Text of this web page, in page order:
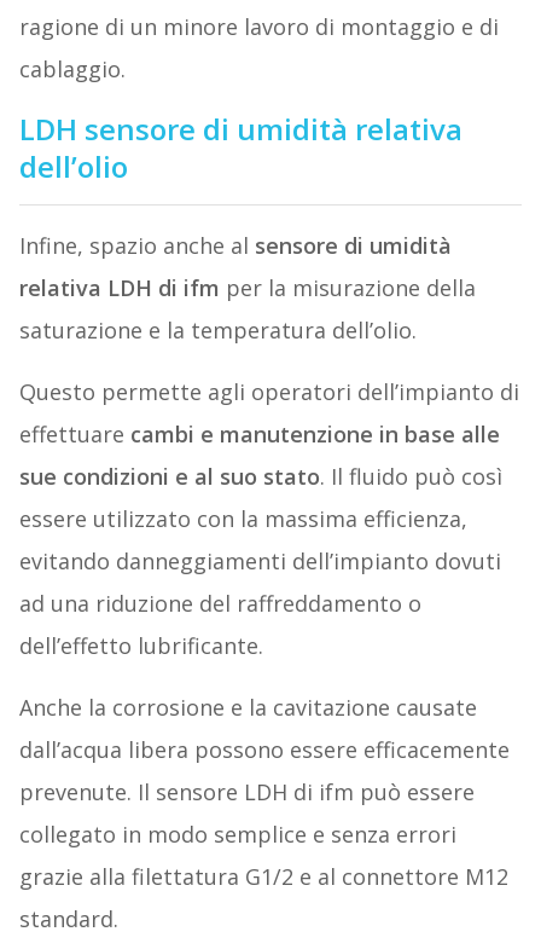
ragione di un minore lavoro di montaggio e di
cablaggio.
LDH sensore di umidità relativa
dell’olio
Infine, spazio anche al sensore di umidità
relativa LDH di ifm per la misurazione della
saturazione e la temperatura dell’olio.
Questo permette agli operatori dell’impianto di
effettuare cambi e manutenzione in base alle
sue condizioni e al suo stato. Il fluido può così
essere utilizzato con la massima efficienza,
evitando danneggiamenti dell’impianto dovuti
ad una riduzione del raffreddamento o
dell’effetto lubrificante.
Anche la corrosione e la cavitazione causate
dall’acqua libera possono essere efficacemente
prevenute. Il sensore LDH di ifm può essere
collegato in modo semplice e senza errori
grazie alla filettatura G1/2 e al connettore M12
standard.